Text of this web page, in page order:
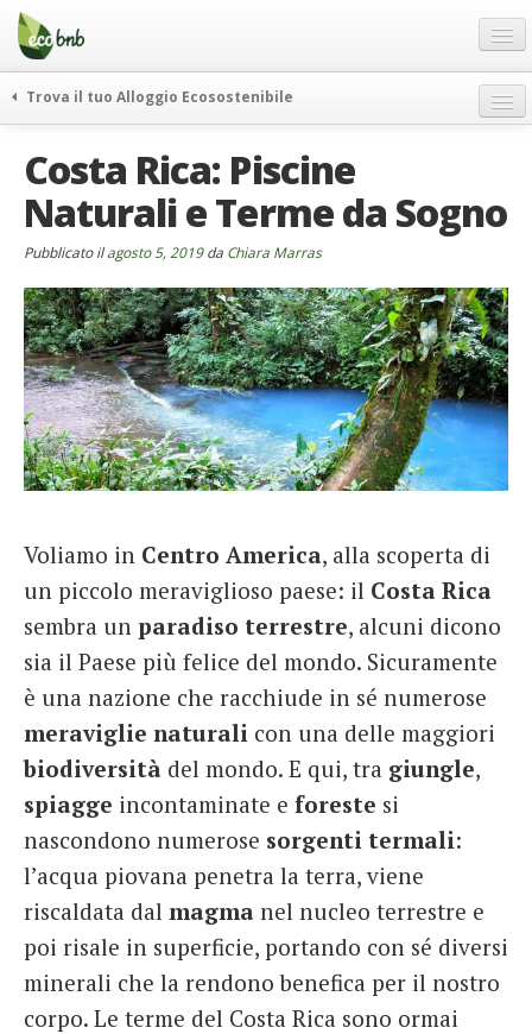
Menu
Salta
contenuto
Offerte Speciali
Regali
FAQ
Chi Siamo
Partner
Contatti
Italiano
German
English
French
Italiano
Trova il tuo Alloggio Ecosostenibile
itinerari
curiosità
vivere e viaggiare verde
ecohotel
rassegna stampa
Costa Rica: Piscine
Naturali e Terme da Sogno
Pubblicato ilagosto 5, 2019da Chiara Marras
Voliamo in Centro America, alla scoperta di
un piccolo meraviglioso paese: il Costa Rica
sembra un paradiso terrestre, alcuni dicono
sia il Paese più felice del mondo. Sicuramente
è una nazione che racchiude in sé numerose
meraviglie naturali con una delle maggiori
biodiversità del mondo. E qui, tra giungle,
spiagge incontaminate e foreste si
nascondono numerose sorgenti termali:
l’acqua piovana penetra la terra, viene
riscaldata dal magma nel nucleo terrestre e
poi risale in superficie, portando con sé diversi
minerali che la rendono benefica per il nostro
corpo. Le terme del Costa Rica sono ormai